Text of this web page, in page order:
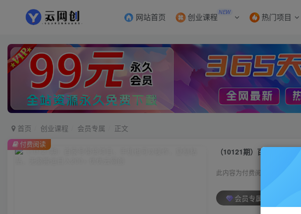
网站首页 创业课程 NEW 热门项目
首页 创业课程 会员专属 正文
（10121期）百家号带货
此内容为付费阅读，请付费后
会员专属资源
付费阅读